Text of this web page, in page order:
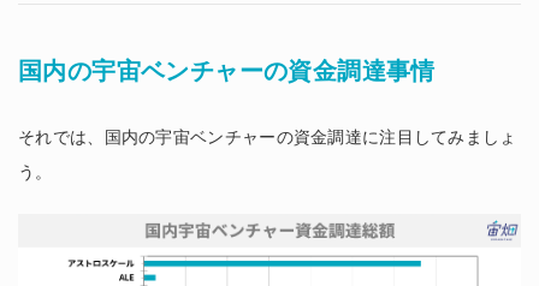
国内の宇宙ベンチャーの資金調達事情
それでは、国内の宇宙ベンチャーの資金調達に注目してみましょ
う。